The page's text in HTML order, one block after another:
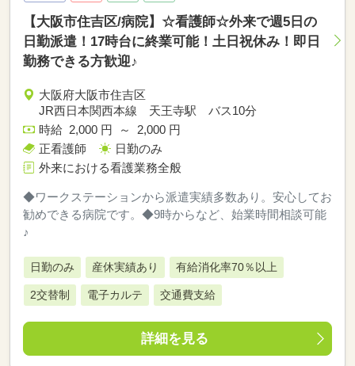
【大阪市住吉区/病院】☆看護師☆外来で週5日の
日勤派遣！17時台に終業可能！土日祝休み！即日
勤務できる方歓迎♪
大阪府大阪市住吉区
JR西日本関西本線 天王寺駅 バス10分
時給 2,000 円 ～ 2,000 円
正看護師
日勤のみ
外来における看護業務全般
◆ワークステーションから派遣実績多数あり。安心してお
勧めできる病院です。◆9時からなど、始業時間相談可能
♪
日勤のみ 産休実績あり 有給消化率70％以上
2交替制 電子カルテ 交通費支給
詳細を見る